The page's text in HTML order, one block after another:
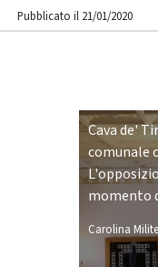
Pubblicato il 21/01/2020
Cava de'
comunale
momento
Carolina Milite